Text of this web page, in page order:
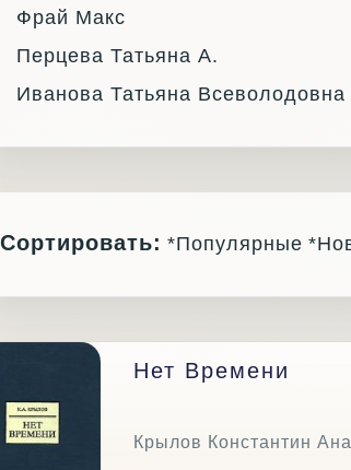
Фрай Макс
Перцева Татьяна А.
Иванова Татьяна Всеволодовна
Сортировать: *Популярные
Нет Времени
Крылов Константин